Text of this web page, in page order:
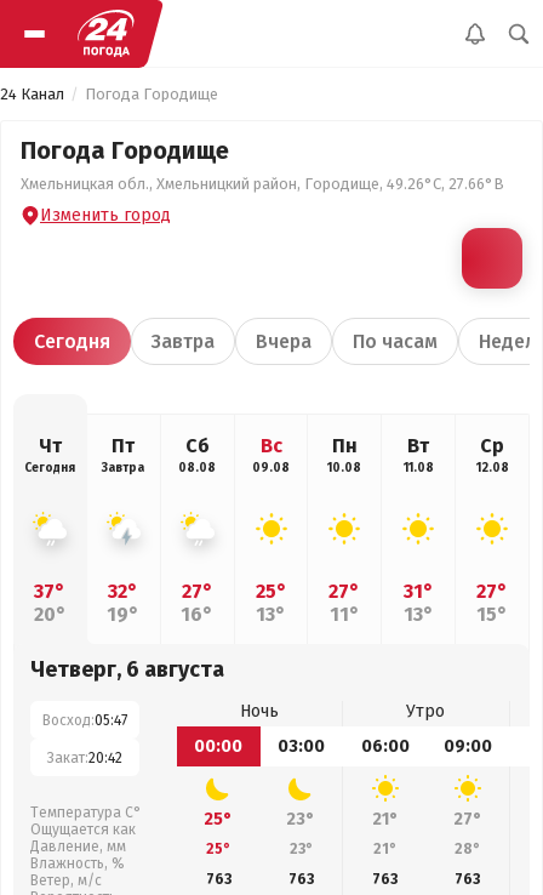
24 Канал Погода Городище
Погода Городище
Хмельницкая обл., Хмельницкий район, Городище, 49.26°С, 27.66°В
Изменить город
Сегодня Завтра Вчера По часам
Чт
Сегодня
37°
20°
Пт
Завтра
32°
19°
Сб
08.08
27°
16°
Вс
09.08
25°
13°
Пн
10.08
27°
11°
Вт
11.08
31°
13°
Ср
12.08
27°
15°
Четверг, 6 августа
Восход:05:47
Закат:20:42
Температура С°
Ощущается как
Давление, мм
Влажность, %
Ветер, м/с
Ночь
Утро
00:00
03:00 06:00 09:00
25° 23° 21° 27°
25° 23° 21° 28°
763
763 763 763